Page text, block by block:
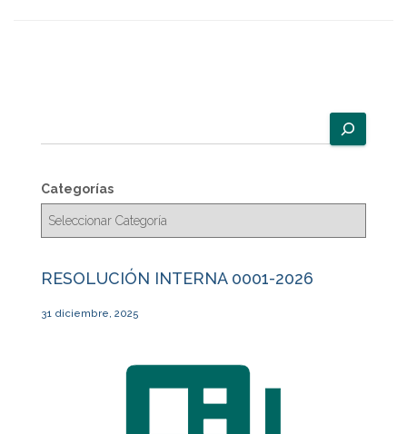
u
c
a
Categorías
RESOLUCIÓN INTERNA 0001-2026
31 diciembre, 2025